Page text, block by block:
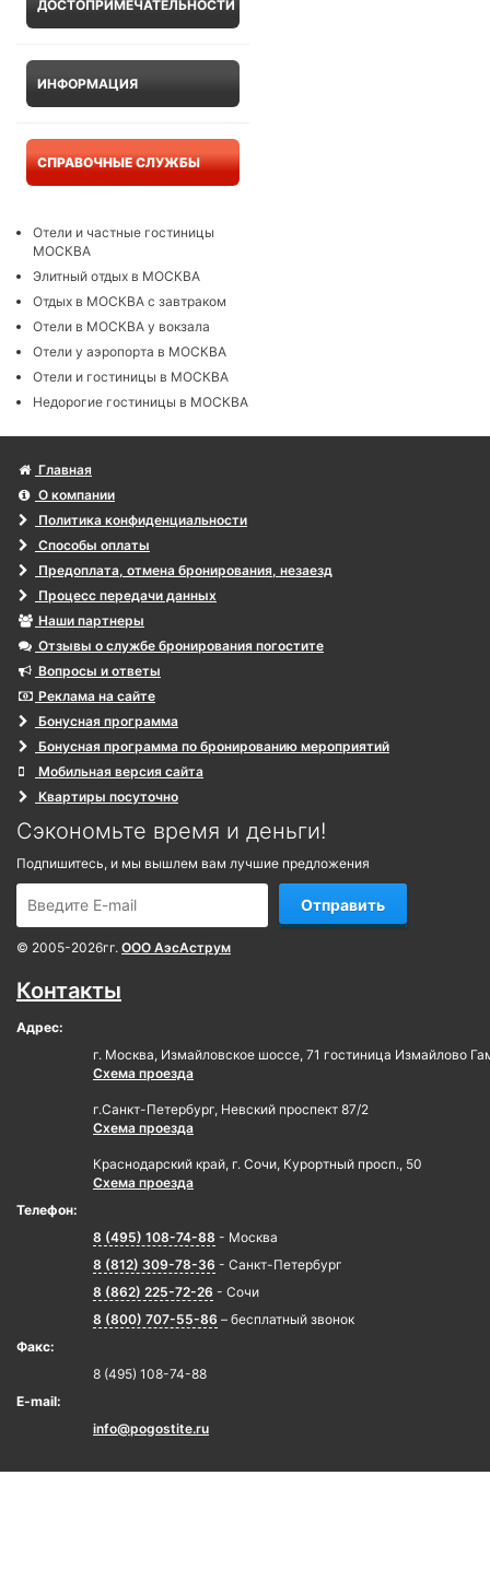
ДОСТОПРИМЕЧАТЕЛЬНОСТИ
ИНФОРМАЦИЯ
СПРАВОЧНЫЕ СЛУЖБЫ
Отели и частные гостиницы
МОСКВА
Элитный отдых в МОСКВА
Отдых в МОСКВА с завтраком
Отели в МОСКВА у вокзала
Отели у аэропорта в МОСКВА
Отели и гостиницы в МОСКВА
Недорогие гостиницы в МОСКВА
Главная
О компании
Политика конфиденциальности
Способы оплаты
Предоплата, отмена бронирования, незаезд
Процесс передачи данных
Наши партнеры
Отзывы о службе бронирования погостите
Вопросы и ответы
Реклама на сайте
Бонусная программа
Бонусная программа по бронированию мероприятий
Мобильная версия сайта
Квартиры посуточно
Сэкономьте время и деньги!
Подпишитесь, и мы вышлем вам лучшие предложения
Отправить
© 2005-2026гг. ООО АэсАструм
Контакты
Адрес:
г. Москва, Измайловское шоссе, 71 гостиница Измайлово
Схема проезда
г.Санкт-Петербург, Невский проспект 87/2
Схема проезда
Краснодарский край, г. Сочи, Курортный просп., 50
Схема проезда
Телефон:
8 (495) 108-74-88 - Москва
8 (812) 309-78-36 - Санкт-Петербург
8 (862) 225-72-26 - Сочи
8 (800) 707-55-86 – бесплатный звонок
Факс:
8 (495) 108-74-88
E-mail:
info@pogostite.ru